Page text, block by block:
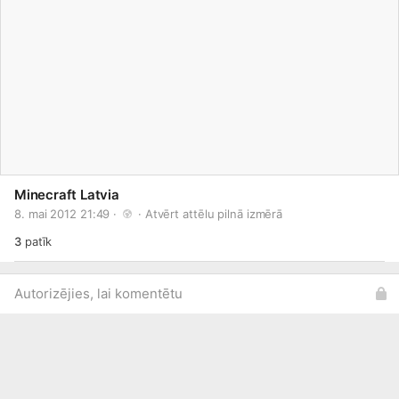
Minecraft Latvia
8. mai 2012 21:49 · · Atvērt attēlu pilnā izmērā
3patīk
Autorizējies, lai komentētu